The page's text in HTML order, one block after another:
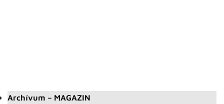
Archívum – MAGAZIN